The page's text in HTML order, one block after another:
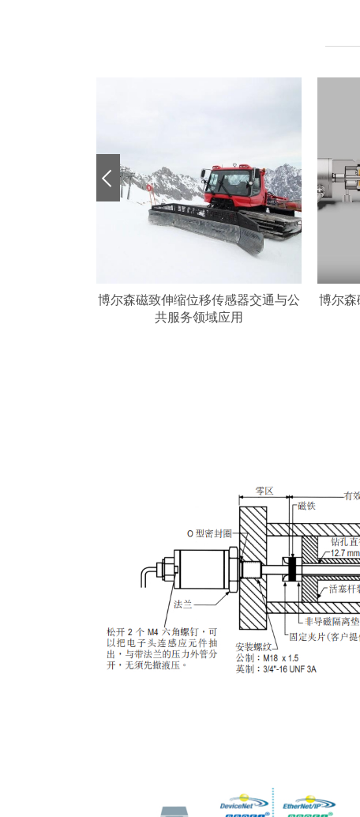
博尔森磁致伸缩位移传感器交通与公
共服务领域应用
博尔森